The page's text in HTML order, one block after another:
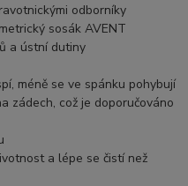
odborníky
sosák AVENT
a ústní dutiny
méně se ve spánku pohybují
zádech, což je doporučováno
a lépe se čistí než